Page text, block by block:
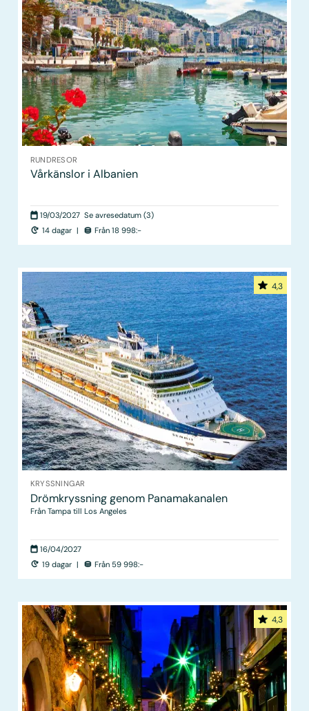
RUNDRESOR
Vårkänslor i Albanien
19/03/2027 Se avresedatum (3)
14 dagar | Från 18 998:-
4,3
KRYSSNINGAR
Drömkryssning genom Panamakanalen
Från Tampa till Los Angeles
16/04/2027
19 dagar | Från 59 998:-
4,3